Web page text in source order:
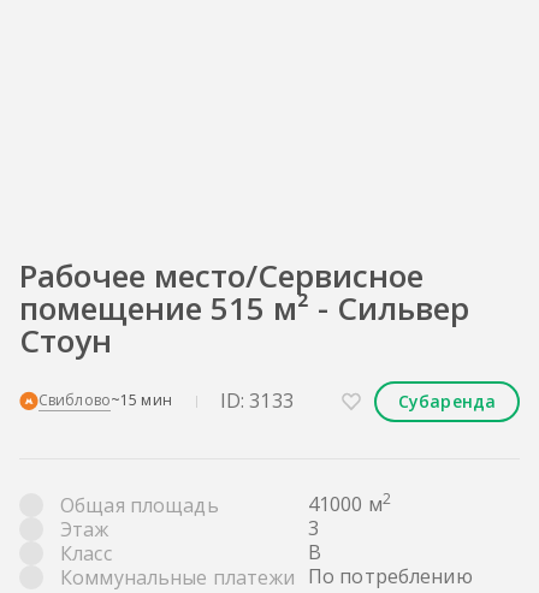
Рабочее место/Сервисное
помещение 515 м² - Сильвер
Стоун
Свиблово~15 мин ID: 3133 Субаренда
Общая площадь 41000 м2
Этаж
3
Класс
B
Коммунальные платежи По потреблению